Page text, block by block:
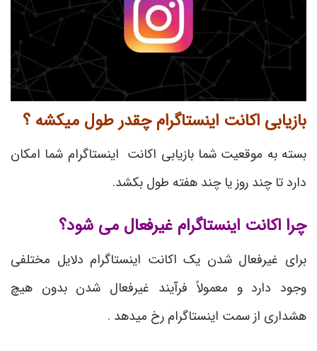
بازیابی اکانت اینستاگرام چقدر طول میکشه ؟
بسته به موقعیت شما بازیابی اکانت اینستاگرام شما امکان
دارد تا چند روز یا چند هفته طول بکشد.
چرا اکانت اینستاگرام غیرفعال می شود؟
برای غیرفعال شدن یک اکانت اینستاگرام دلایل مختلفی
وجود دارد و معمولاً فرآیند غیرفعال شدن بدون هیچ
هشداری از سمت اینستاگرام رخ میدهد .